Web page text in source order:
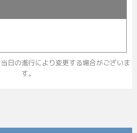
日の進行により変更する場合がございま
す。